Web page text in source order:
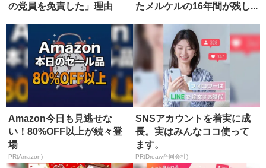
の党員を免責した」理由
たメルケルの16年間が残し...
Amazon今日も見逃せな
い！80%OFF以上が続々登
場
PR(Amazon)
SNSアカウントを着実に成
長。実はみんなココ使って
ます。
PR(Dreaw合同会社)